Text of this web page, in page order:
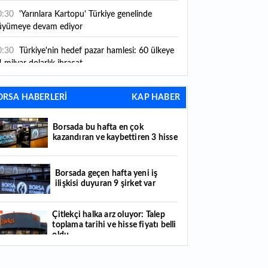
'Yarınlara Kartopu' Türkiye genelinde
devam ediyor
milyar dolarlık ihracat
Vakıfbank 2026 yılı ilk yarı finansal
açıkladı
ABD Savunma Bakanlığı, UFO'lar hakkında
belgeler yayımladı
Küresel gıda fiyatları yükseldi: Son 3,5 yılın
gördü
HABERLERİ KAP HABER
Borsada bu hafta en çok
kazandıran ve kaybettiren 3 hisse
Borsada geçen hafta yeni iş
ilişkisi duyuran 9 şirket var
Çitlekçi halka arz oluyor: Talep
toplama tarihi ve hisse fiyatı belli
oldu